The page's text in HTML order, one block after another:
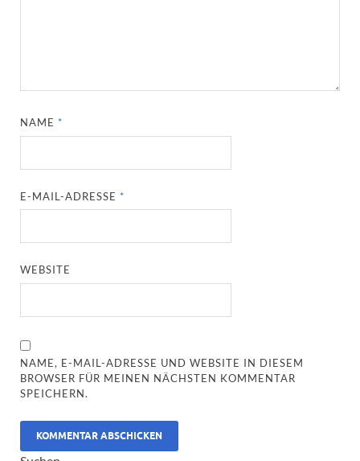
NAME *
E-MAIL-ADRESSE *
WEBSITE
NAME, E-MAIL-ADRESSE UND WEBSITE IN DIESEM
BROWSER FÜR MEINEN NÄCHSTEN KOMMENTAR
SPEICHERN.
ALTERNATIVE: